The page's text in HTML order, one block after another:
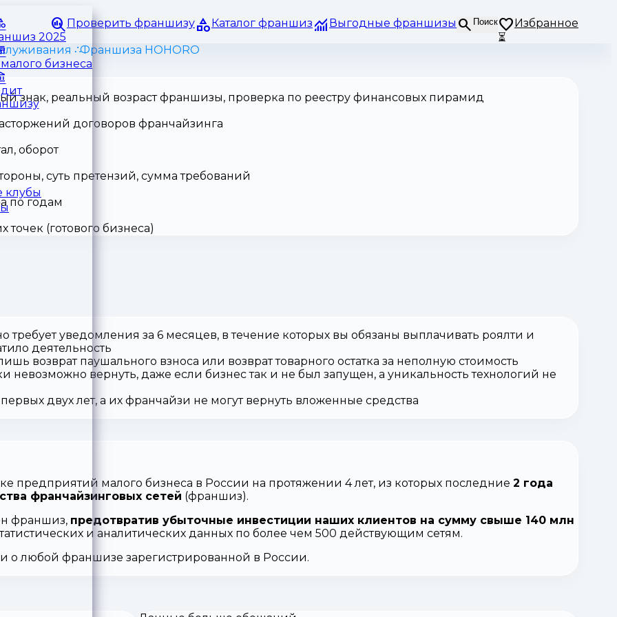
Проверить франшизу Каталог франшиз Выгодные франшизы Поиск
Избранное
⏳
2025
бизнеса
клубы
Франшиза HOHORO
знак, реальный возраст франшизы, проверка по реестру финансовых пирамид
договоров франчайзинга
оборот
суть претензий, сумма требований
по годам
(готового бизнеса)
требует уведомления за 6 месяцев, в течение которых вы обязаны выплачивать роялти и
деятельность
возврат паушального взноса или возврат товарного остатка за неполную стоимость
невозможно вернуть, даже если бизнес так и не был запущен, а уникальность технологий не
двух лет, а их франчайзи не могут вернуть вложенные средства
предприятий малого бизнеса в России на протяжении 4 лет, из которых последние 2 года
франчайзинговых сетей (франшиз).
франшиз, предотвратив убыточные инвестиции наших клиентов на сумму свыше 140 млн
и аналитических данных по более чем 500 действующим сетям.
о любой франшизе зарегистрированной в России.